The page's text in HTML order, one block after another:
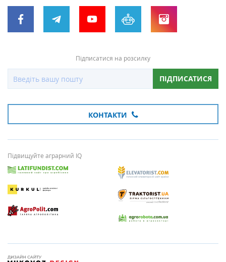
Підписатися на розсилку
ПІДПИСАТИСЯ
КОНТАКТИ
Підвищуйте аграрний IQ